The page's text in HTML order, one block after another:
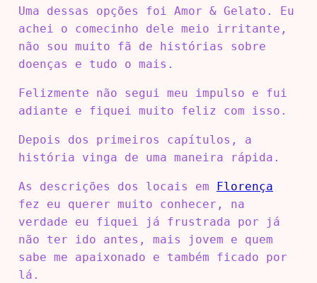
Uma dessas opções foi Amor & Gelato. Eu
achei o comecinho dele meio irritante,
não sou muito fã de histórias sobre
doenças e tudo o mais.
Felizmente não segui meu impulso e fui
adiante e fiquei muito feliz com isso.
Depois dos primeiros capítulos, a
história vinga de uma maneira rápida.
As descrições dos locais em
Florença
fez eu querer muito conhecer, na
verdade eu fiquei já frustrada por já
não ter ido antes, mais jovem e quem
sabe me apaixonado e também ficado por
lá.